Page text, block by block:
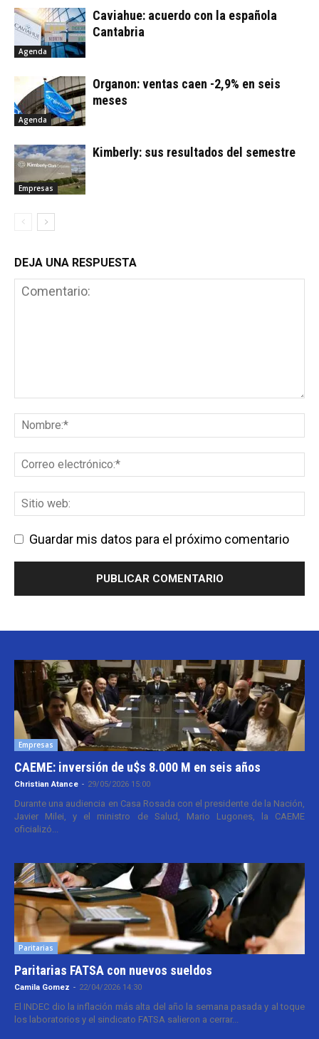
Agenda
Caviahue: acuerdo con la española
Cantabria
Agenda
Organon: ventas caen -2,9% en seis
meses
Empresas
Kimberly: sus resultados del semestre
DEJA UNA RESPUESTA
Guardar mis datos para el próximo comentario
Empresas
CAEME: inversión de u$s 8.000 M en seis años
Christian Atance - 29/05/2026 15:00
Durante una audiencia en Casa Rosada con el presidente de la Nación,
Javier Milei, y el ministro de Salud, Mario Lugones, la CAEME
oficializó...
Paritarias
Paritarias FATSA con nuevos sueldos
Camila Gomez - 22/04/2026 14:30
El INDEC dio la inflación más alta del año la semana pasada y al toque
los laboratorios y el sindicato FATSA salieron a cerrar...